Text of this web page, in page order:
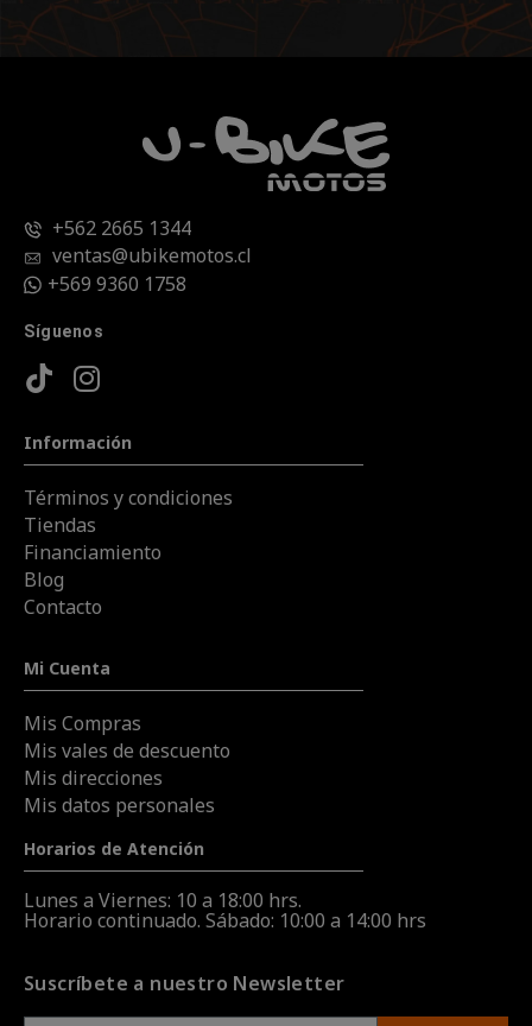
+562 2665 1344
ventas@ubikemotos.cl
+569 9360 1758
Síguenos
Información
Términos y condiciones
Tiendas
Financiamiento
Blog
Contacto
Mi Cuenta
Mis Compras
Mis vales de descuento
Mis direcciones
Mis datos personales
Horarios de Atención
Lunes a Viernes: 10 a 18:00 hrs.
Horario continuado. Sábado: 10:00 a 14:00 hrs
Suscríbete a nuestro Newsletter